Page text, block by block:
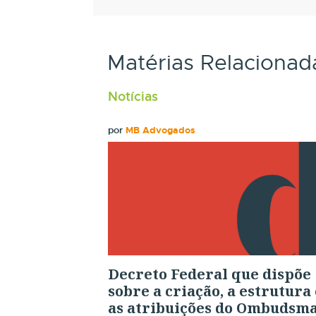
Matérias
Notícias
por MB Advogados
Decreto Federal que dispõe
sobre a criação, a estrutura
as atribuições do